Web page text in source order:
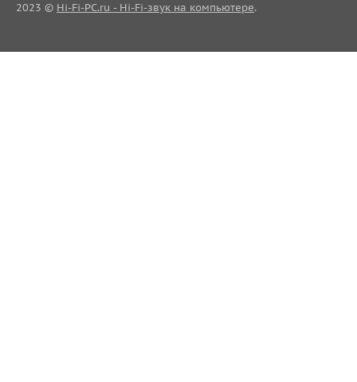
2023 © Hi-Fi-PC.ru - Hi-Fi-звук на компьютере.